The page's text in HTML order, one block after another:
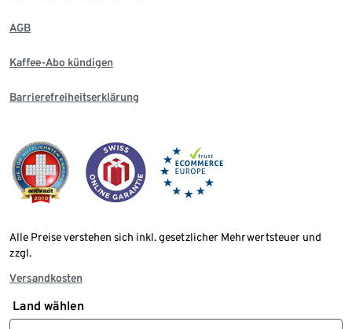
AGB
Kaffee-Abo kündigen
Barrierefreiheitserklärung
Alle Preise verstehen sich inkl. gesetzlicher Mehrwertsteuer und
zzgl.
Versandkosten
Land wählen